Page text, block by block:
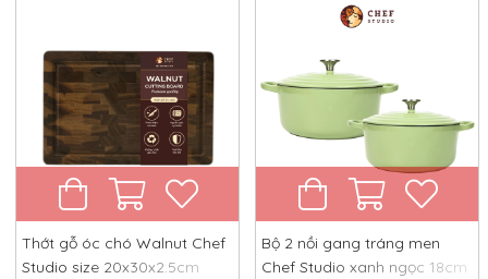
Thớt gỗ óc chó Walnut Chef
Studio size 20x30x2.5cm
Bộ 2 nồi gang tráng men
Chef Studio xanh ngọc 18cm